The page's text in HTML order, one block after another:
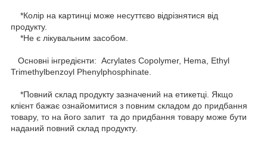
*Колір на картинці може несуттєво відрізнятися від
продукту.
*Не є лікувальним засобом.
Основні інгредієнти: Acrylates Copolymer, Hema, Ethyl
Trimethylbenzoyl Phenylphosphinate.
*Повний склад продукту зазначений на етикетці. Якщо
клієнт бажає ознайомитися з повним складом до придбання
товару, то на його запит та до придбання товару може бути
наданий повний склад продукту.